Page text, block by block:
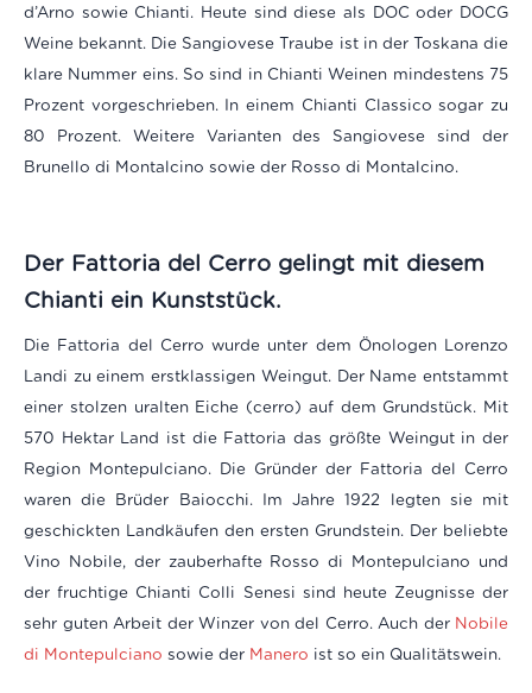
d’Arno sowie Chianti. Heute sind diese als DOC oder DOCG
Weine bekannt. Die Sangiovese Traube ist in der Toskana die
klare Nummer eins. So sind in Chianti Weinen mindestens 75
Prozent vorgeschrieben. In einem Chianti Classico sogar zu
80 Prozent. Weitere Varianten des Sangiovese sind der
Brunello di Montalcino sowie der Rosso di Montalcino.
Der Fattoria del Cerro gelingt mit diesem
Chianti ein Kunststück.
Die Fattoria del Cerro wurde unter dem Önologen Lorenzo
Landi zu einem erstklassigen Weingut. Der Name entstammt
einer stolzen uralten Eiche (cerro) auf dem Grundstück. Mit
570 Hektar Land ist die Fattoria das größte Weingut in der
Region Montepulciano. Die Gründer der Fattoria del Cerro
waren die Brüder Baiocchi. Im Jahre 1922 legten sie mit
geschickten Landkäufen den ersten Grundstein. Der beliebte
Vino Nobile, der zauberhafte Rosso di Montepulciano und
der fruchtige Chianti Colli Senesi sind heute Zeugnisse der
sehr guten Arbeit der Winzer von del Cerro. Auch der Nobile
di Montepulciano sowie der Manero ist so ein Qualitätswein.